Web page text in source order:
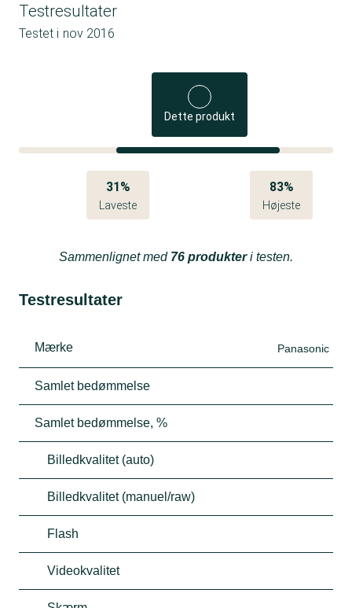
Testresultater
Testet i nov 2016
Dette produkt
31%
Laveste
83%
Højeste
Sammenlignet med 76 produkteri testen.
Testresultater
Mærke Panasonic
Samlet bedømmelse
Samlet bedømmelse, %
Billedkvalitet (auto)
Billedkvalitet (manuel/raw)
Flash
Videokvalitet